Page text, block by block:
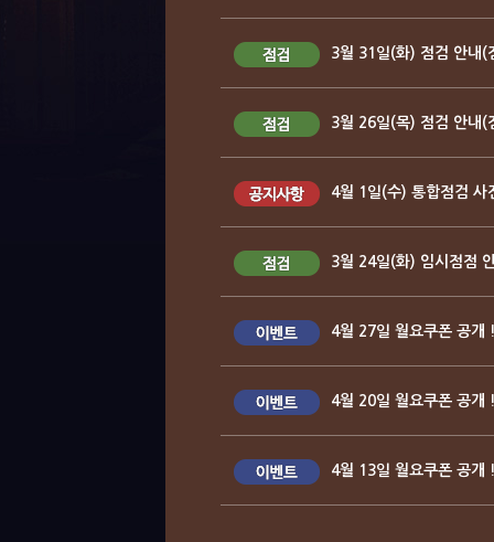
3월 31일(화) 점검 안내(
3월 26일(목) 점검 안내(
4월 1일(수) 통합점검 사
3월 24일(화) 임시점점
4월 27일 월요쿠폰 공개
4월 20일 월요쿠폰 공개
4월 13일 월요쿠폰 공개